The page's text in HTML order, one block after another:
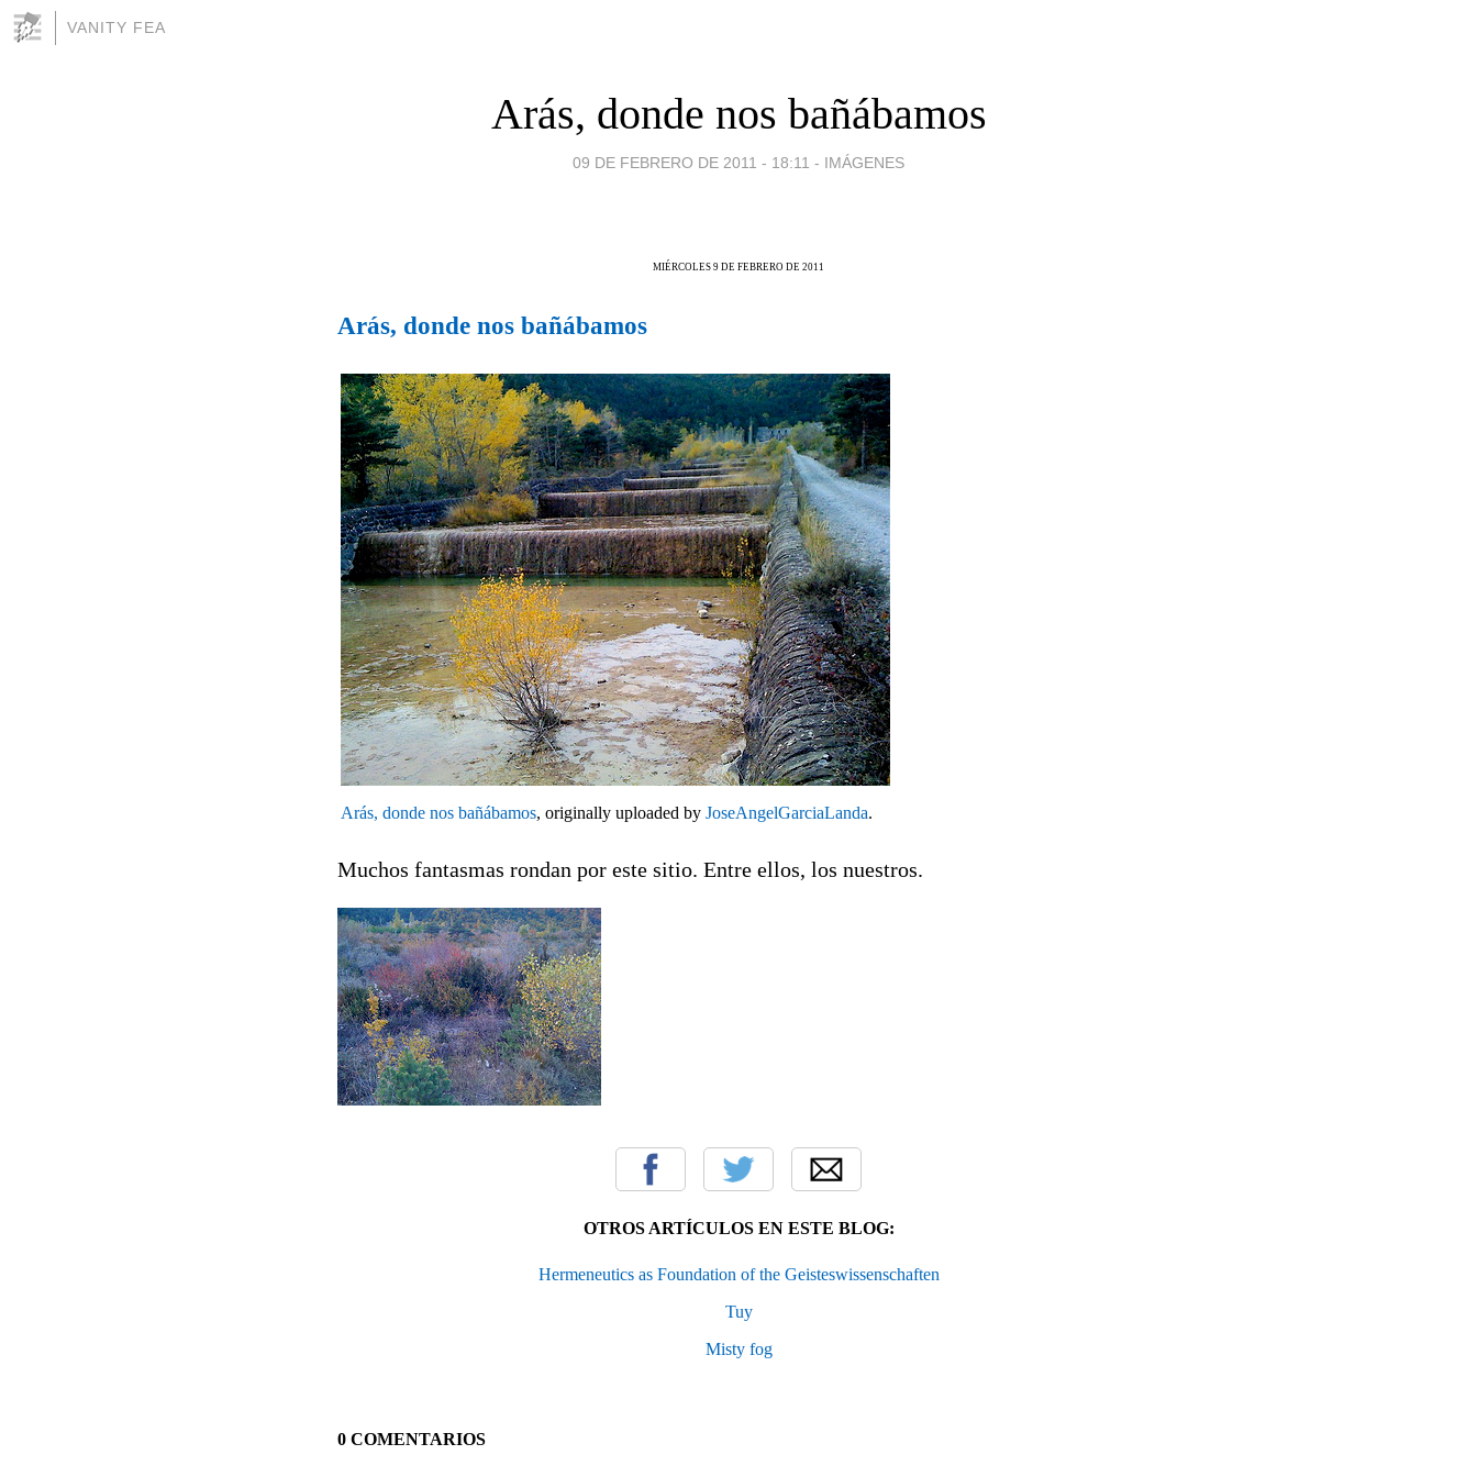
VANITY FEA
Arás, donde nos bañábamos
09 DE FEBRERO DE 2011 - 18:11 - IMÁGENES
MIÉRCOLES 9 DE FEBRERO DE 2011
Arás, donde nos bañábamos
Arás, donde nos bañábamos, originally uploaded by JoseAngelGarciaLanda.
Muchos fantasmas rondan por este sitio. Entre ellos, los nuestros.
OTROS ARTÍCULOS EN ESTE BLOG:
Hermeneutics as Foundation of the Geisteswissenschaften
Tuy
Misty fog
0 COMENTARIOS